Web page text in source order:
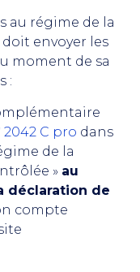
au régime de la
envoyer les
moment de sa
:
2042 C pro dans
de la
» au
déclaration de
compte